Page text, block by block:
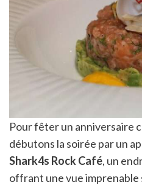
Pour fêter un anniversaire
débutons la soirée par un
Shark4s Rock Café, un
offrant une vue imprenable